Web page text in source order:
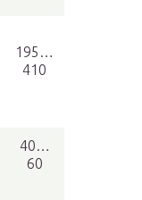
195…
410
40…
60